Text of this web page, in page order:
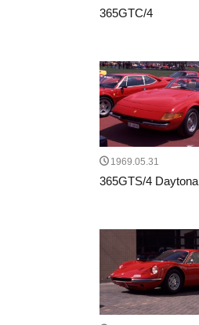
365GTC/4
1969.05.31
365GTS/4 Daytona